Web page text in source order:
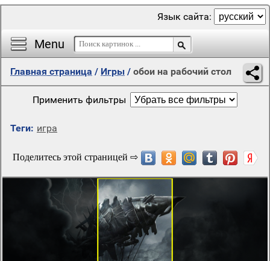
Menu
Язык сайта:
Главная страница / Игры / обои на рабочий стол
Применить фильтры
Теги: игра